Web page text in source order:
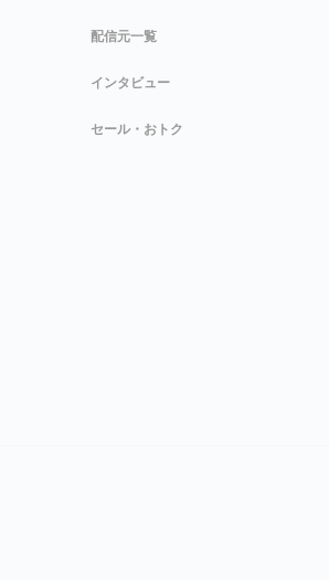
配信元一覧
インタビュー
セール・おトク